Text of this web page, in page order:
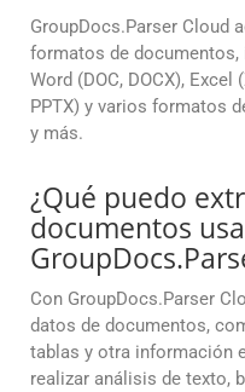
GroupDocs.Parser Cloud
formatos de documentos,
Word (DOC, DOCX), Excel
PPTX) y varios formatos
y más.
¿Qué puedo
documentos
Con GroupDocs.Parser
datos de documentos,
tablas y otra información
realizar análisis de texto,